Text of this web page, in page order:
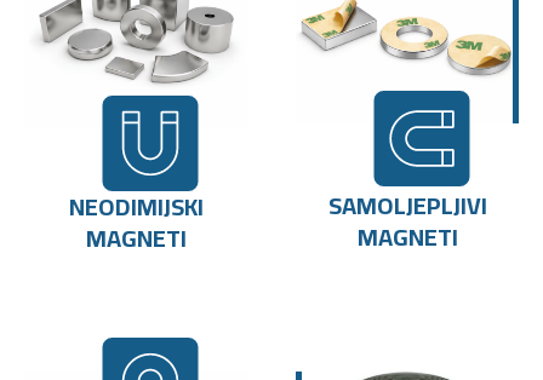
NEODIMIJSKI
MAGNETI
SAMOLJEPLJIVI
MAGNETI